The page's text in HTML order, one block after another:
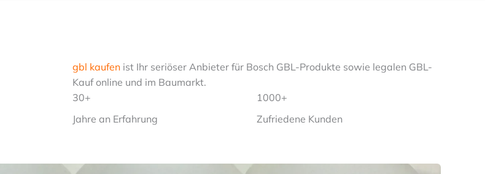
gbl kaufen ist Ihr seriöser Anbieter für Bosch GBL-Produkte sowie legalen GBL-
Kauf online und im Baumarkt.
30+
Jahre an Erfahrung
1000+
Zufriedene Kunden